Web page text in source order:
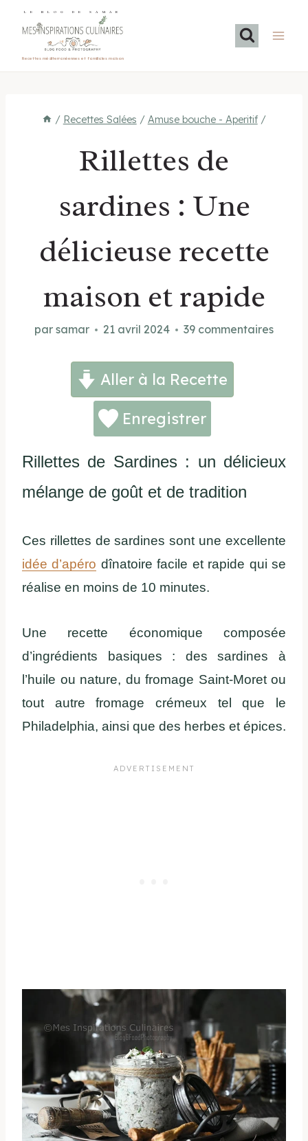
LE BLOG DE SAMAR
Recettes méditerranéennes et familiales maison
/ Recettes Salées / Amuse bouche - Aperitif /
Rillettes de
sardines : Une
délicieuse recette
maison et rapide
par samar 21 avril 2024 39 commentaires
Aller à la Recette
Enregistrer
Rillettes de Sardines : un délicieux
mélange de goût et de tradition
Ces rillettes de sardines sont une excellente
idée d’apéro dînatoire facile et rapide qui se
réalise en moins de 10 minutes.
Une recette économique composée
d’ingrédients basiques : des sardines à
l’huile ou nature, du fromage Saint-Moret ou
tout autre fromage crémeux tel que le
Philadelphia, ainsi que des herbes et épices.